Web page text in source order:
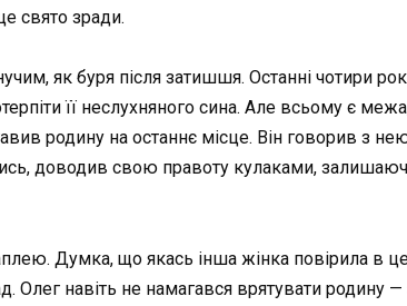
свято зради.
як буря після затишшя. Останні чотири
її неслухняного сина. Але всьому є
родину на останнє місце. Він говорив з
доводив свою правоту кулаками,
Думка, що якась інша жінка повірила в
навіть не намагався врятувати родину —